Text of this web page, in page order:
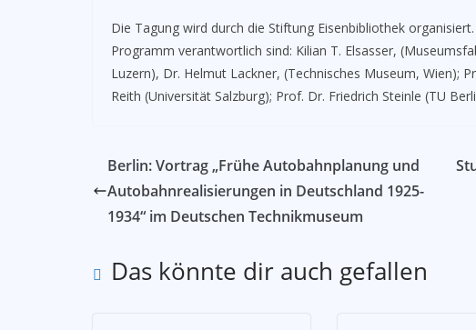
Die Tagung wird durch die Stiftung Eisenbibliothek
Programm verantwortlich sind: Kilian T. Elsasser,
Luzern), Dr. Helmut Lackner, (Technisches Museum, Wien);
Reith (Universität Salzburg); Prof. Dr. Friedrich Steinle (TU
Berlin: Vortrag „Frühe Autobahnplanung und
Autobahnrealisierungen in Deutschland 1925-
1934“ im Deutschen Technikmuseum
Das könnte dir auch gefallen